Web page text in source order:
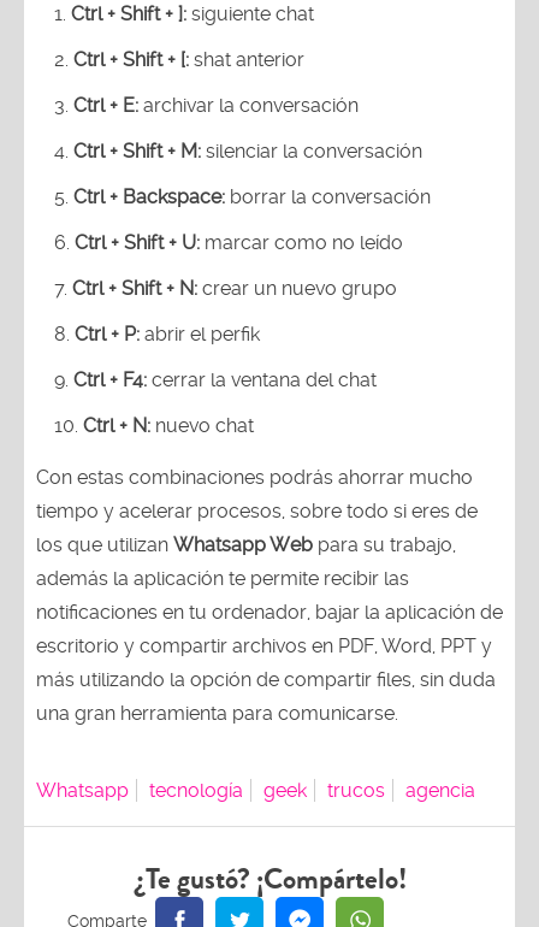
Ctrl + Shift + ]: siguiente chat
Ctrl + Shift + [: shat anterior
Ctrl + E: archivar la conversación
Ctrl + Shift + M: silenciar la conversación
Ctrl + Backspace: borrar la conversación
Ctrl + Shift + U: marcar como no leído
Ctrl + Shift + N: crear un nuevo grupo
Ctrl + P: abrir el perfik
Ctrl + F4: cerrar la ventana del chat
Ctrl + N: nuevo chat
Con estas combinaciones podrás ahorrar mucho
tiempo y acelerar procesos, sobre todo si eres de
los que utilizan Whatsapp Web para su trabajo,
además la aplicación te permite recibir las
notificaciones en tu ordenador, bajar la aplicación de
escritorio y compartir archivos en PDF, Word, PPT y
más utilizando la opción de compartir files, sin duda
una gran herramienta para comunicarse.
Whatsapp tecnología geek trucos agencia
¿Te gustó? ¡Compártelo!